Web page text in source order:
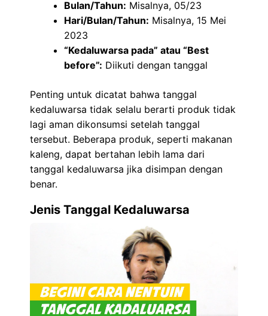
Bulan/Tahun: Misalnya, 05/23
Hari/Bulan/Tahun: Misalnya, 15 Mei
2023
“Kedaluwarsa pada” atau “Best
before”: Diikuti dengan tanggal
Penting untuk dicatat bahwa tanggal
kedaluwarsa tidak selalu berarti produk tidak
lagi aman dikonsumsi setelah tanggal
tersebut. Beberapa produk, seperti makanan
kaleng, dapat bertahan lebih lama dari
tanggal kedaluwarsa jika disimpan dengan
benar.
Jenis Tanggal Kedaluwarsa